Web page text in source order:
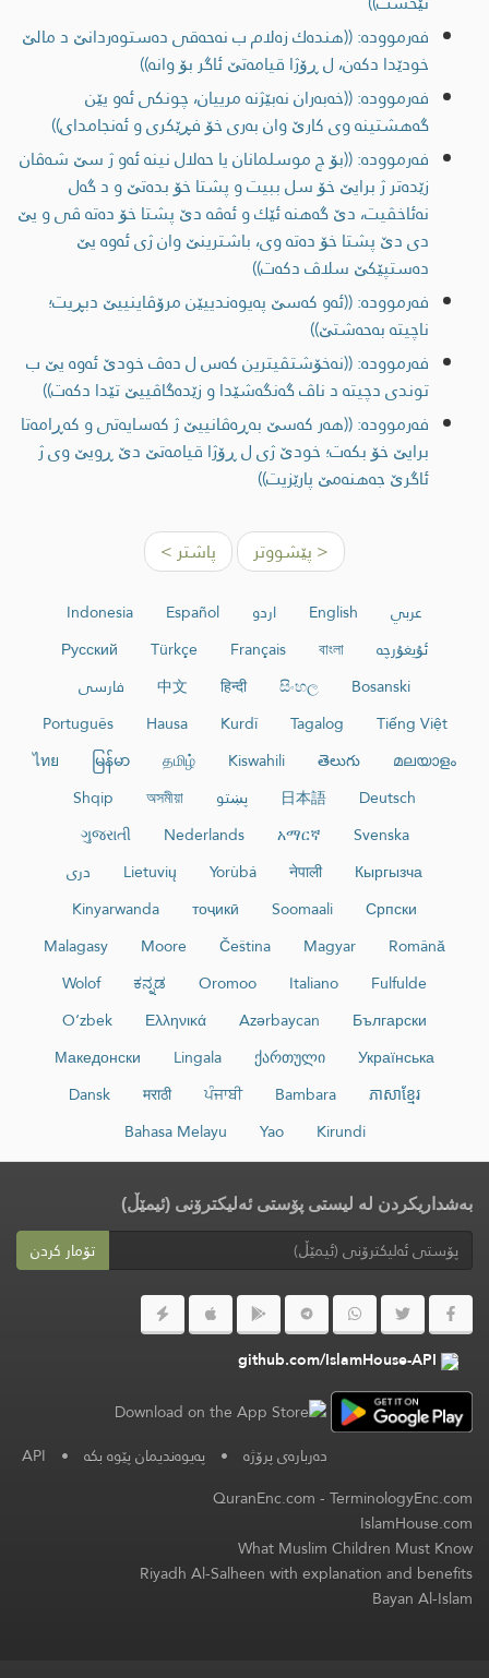
فەرموودە: ((هنده‌ك زه‌لام ب نه‌حه‌قی ده‌ستوه‌ردانێ د مالێ
خودێدا دكه‌ن، ل ڕۆژا قیامه‌تێ ئاگر بۆ وانه‌))
فەرموودە: ((خه‌به‌ران نه‌بێژنه‌ مرییان، چونكی ئه‌و یێن
گه‌هشتینه‌ وی كارێ وان به‌ری خۆ فڕێكری و ئه‌نجامدای))
فەرموودە: ((بۆ چ موسلمانان یا حه‌لال نینه‌ ئه‌و ژ سێ شه‌ڤان
زێده‌تر ژ برایێ خۆ سل ببيت و پشتا خۆ بده‌تێ و د گه‌ل
نه‌ئاخڤیت، دێ گه‌هنه‌ ئێك و ئه‌ڤه‌ دێ پشتا خۆ ده‌ته‌ ڤی و یێ
دی دێ پشتا خۆ ده‌ته‌ وی، باشترینێ وان ژی ئه‌وه‌ یێ
ده‌ستپێكێ سلاڤ دكه‌ت))
فەرموودە: ((ئه‌و كه‌سێ په‌یوه‌ندییێن مرۆڤاینییێ دبڕیت؛
ناچیته‌ به‌حه‌شتێ))
فەرموودە: ((نه‌خۆشتڤیترین كه‌س ل ده‌ڤ خودێ ئه‌وه‌ یێ ب
توندی دچیته‌ د ناڤ گه‌نگه‌شێدا و زێده‌گاڤییێ تێدا دكه‌ت))
فەرموودە: ((هه‌ر كه‌سێ به‌ڕه‌ڤانییێ ژ كه‌سایه‌تی و كه‌ڕامه‌تا
برایێ خۆ بكه‌ت؛ خودێ ژی ل ڕۆژا قیامه‌تێ دێ ڕویێ وی ژ
ئاگرێ جه‌هنه‌مێ پارێزیت))
< پێشووتر پاشتر >
عربي English اردو Español
Indonesia
ئۇيغۇرچە
বাংলা
Français
Türkçe
Русский
Bosanski
සිංහල
हिन्दी
中文
فارسی
Tiếng Việt
Tagalog
Kurdî
Hausa
Português
മലയാളം
తెలుగు
Kiswahili
தமிழ்
မြန်မာ
ไทย
Deutsch
日本語 پښتو অসমীয়া
Shqip
Svenska
አማርኛ
Nederlands
ગુજરાતી
Кыргызча
नेपाली
Yorùbá
Lietuvių
دری
Српски
Soomaali
тоҷикӣ
Kinyarwanda
Română
Magyar
Čeština
Moore
Malagasy
Fulfulde
Italiano
Oromoo
ಕನ್ನಡ
Wolof
Български
Azərbaycan
Ελληνικά
O‘zbek
Українська
ქართული
Lingala
Македонски
ភាសាខ្មែរ
Bambara
ਪੰਜਾਬੀ
मराठी
Dansk
Kirundi
Yao
Bahasa Melayu
بەشداریکردن لە لیستی پۆستی ئەلیکترۆنی (ئیمێڵ)
تۆمار کردن
github.com/IslamHouse-API
دەربارەی پرۆژە • پەیوەندیمان پێوە بکە •
API
QuranEnc.com-TerminologyEnc.com
IslamHouse.com
What Muslim Children Must Know
Riyadh Al-Salheen with explanation and benefits
Bayan Al-Islam